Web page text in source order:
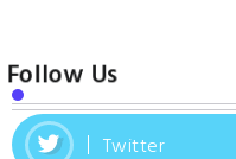
Follow Us
Twitter